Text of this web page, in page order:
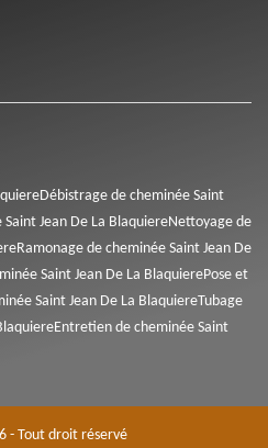
Débistrage de cheminée Saint
Saint Jean De La BlaquiereNettoyage de
Ramonage de cheminée Saint Jean De
Saint Jean De La BlaquierePose et
Saint Jean De La BlaquiereTubage
Entretien de cheminée Saint
- Tout droit réservé